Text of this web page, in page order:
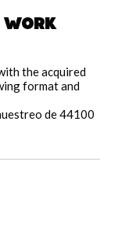
work
the acquired
format and
de 44100